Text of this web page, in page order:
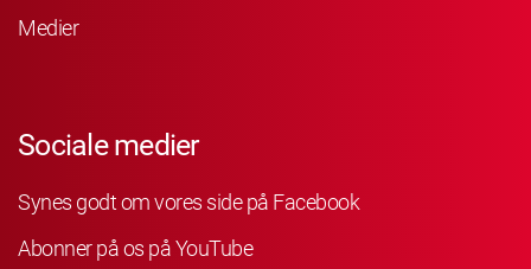
Medier
Sociale medier
Synes godt om vores side på Facebook
Abonner på os på YouTube